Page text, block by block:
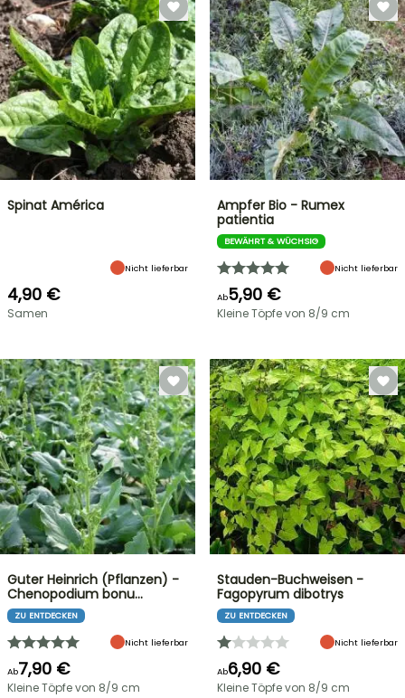
Spinat América
Nicht lieferbar
4,90 €
Samen
Ampfer Bio - Rumex
patientia
BEWÄHRT & WÜCHSIG
Nicht lieferbar
Ab5,90 €
Kleine Töpfe von 8/9 cm
Guter Heinrich (Pflanzen) -
Chenopodium bonu…
ZU ENTDECKEN
Nicht lieferbar
Ab7,90 €
Kleine Töpfe von 8/9 cm
Stauden-Buchweisen -
Fagopyrum dibotrys
ZU ENTDECKEN
Nicht lieferbar
Ab6,90 €
Kleine Töpfe von 8/9 cm